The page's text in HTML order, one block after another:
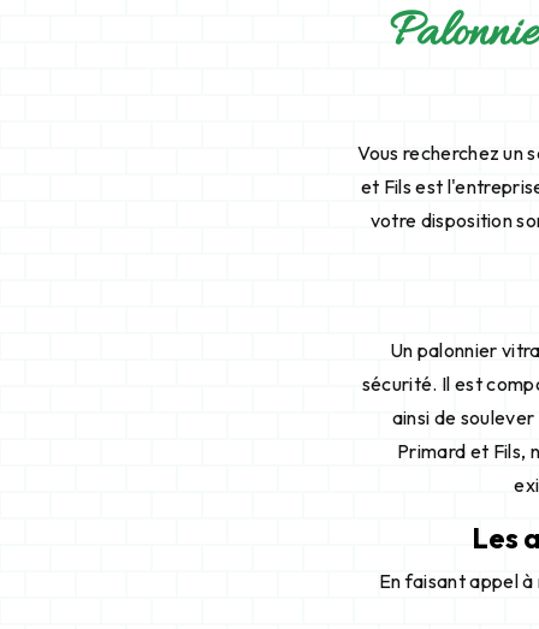
Vous recherchez un
et Fils est
votre disposition
Un palonnier
sécurité. Il est
ainsi de
Primard et Fils,
Les
En faisant appel